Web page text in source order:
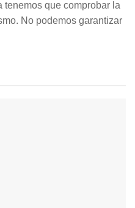
tenemos que comprobar la
No podemos garantizar